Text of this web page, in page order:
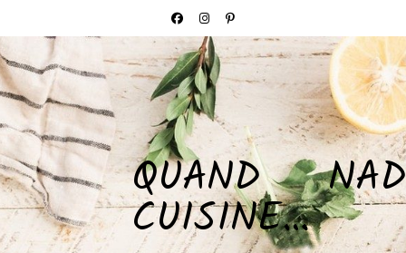
QUAND NAD
CUISINE…